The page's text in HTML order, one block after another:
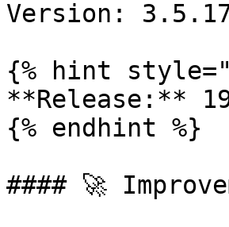
Version:
{% hint
**Release:** 19
{% endhint %}
#### 🚀